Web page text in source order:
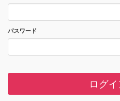
パスワード
ログ